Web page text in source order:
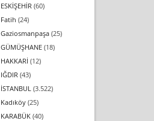
ESKİŞEHİR (60)
Fatih (24)
Gaziosmanpaşa(25)
GÜMÜŞHANE(18)
HAKKARİ (12)
IĞDIR (43)
İSTANBUL (3.522)
Kadıköy(25)
KARABÜK(40)